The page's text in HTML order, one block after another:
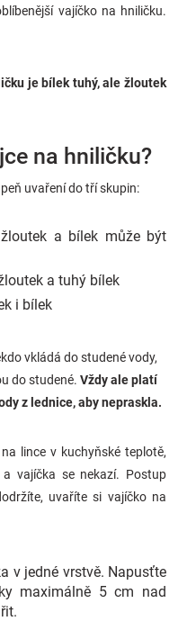
vajíčko na hniličku.
je bílek tuhý, ale žloutek
na hniličku?
uvaření do tří skupin:
a bílek může být
a tuhý bílek
i bílek
vkládá do studené vody,
do studené. Vždy ale platí
z lednice, aby nepraskla.
lince v kuchyňské teplotě,
vajíčka se nekazí. Postup
uvaříte si vajíčko na
v jedné vrstvě. Napusťte
maximálně 5 cm nad